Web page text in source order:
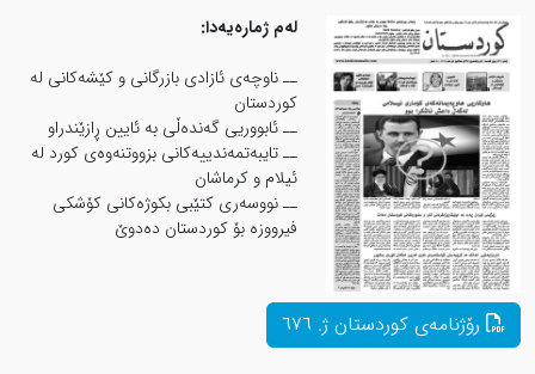
لەم ژمارەیەدا:
ــ ناوچەی ئازادی بازرگانی و کێشەکانی لە
کوردستان
ــ ئابووریی گەندەڵی بە ئایین ڕازێندراو
ــ تایبەتمەندییەکانی بزووتنەوەی کورد لە
ئیلام و کرماشان
ــ نووسەری کتێبی بکوژەکانی کۆشکی
فیرووزە بۆ کوردستان دەدوێ